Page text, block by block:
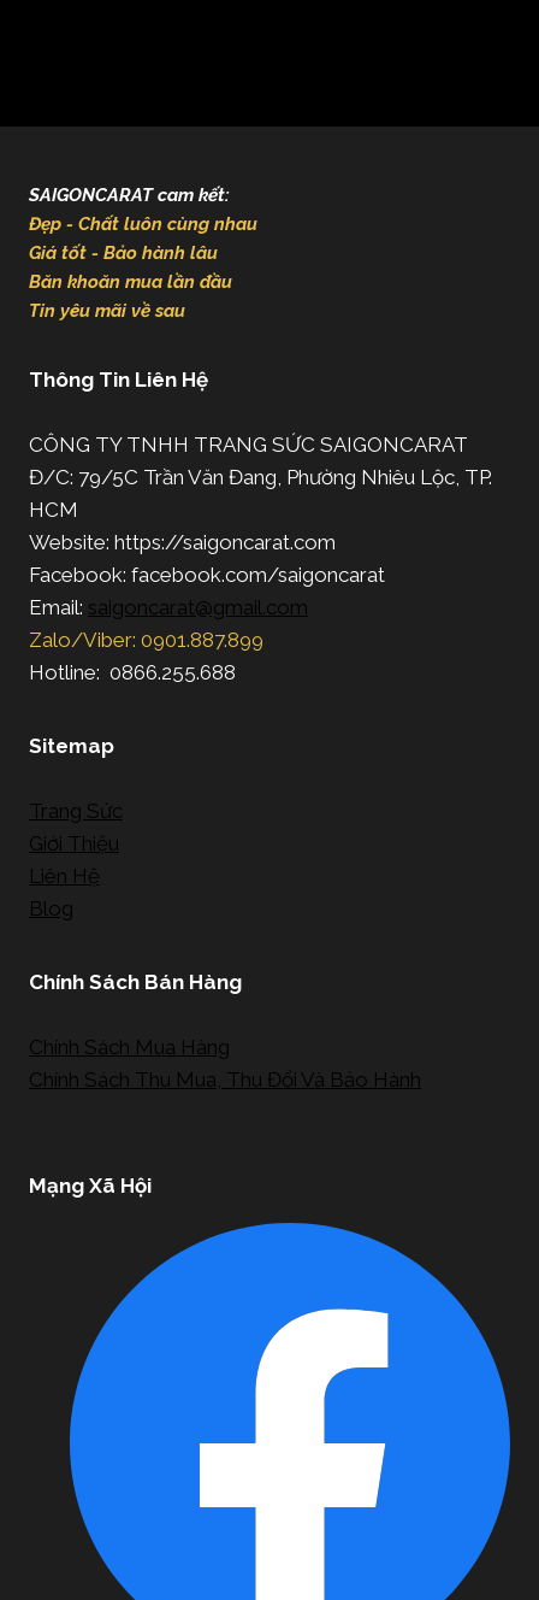
SAIGONCARAT cam kết:
Đẹp - Chất luôn cùng nhau
Giá tốt - Bảo hành lâu
Băn khoăn mua lần đầu
Tin yêu mãi về sau
Thông Tin Liên Hệ
CÔNG TY TNHH TRANG SỨC SAIGONCARAT
Đ/C: 79/5C Trần Văn Đang, Phường Nhiêu Lộc, TP.
HCM
Website: https://saigoncarat.com
Facebook: facebook.com/saigoncarat
Email: saigoncarat@gmail.com
Zalo/Viber: 0901.887.899
Hotline: 0866.255.688
Sitemap
Trang Sức
Giới Thiệu
Liên Hệ
Blog
Chính Sách Bán Hàng
Chính Sách Mua Hàng
Chính Sách Thu Mua, Thu Đổi Và Bảo Hành
Mạng Xã Hội